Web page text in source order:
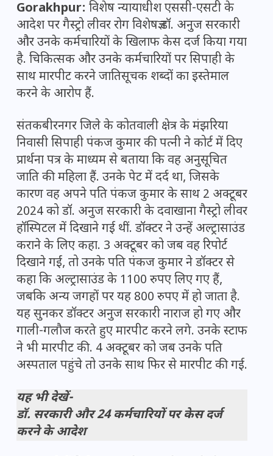
Gorakhpur: विशेष न्यायाधीश एससी-एसटी के
आदेश पर गैस्ट्रो लीवर रोग विशेषज्ञ डॉ. अनुज सरकारी
और उनके कर्मचारियों के खिलाफ केस दर्ज किया गया
है. चिकित्सक और उनके कर्मचारियों पर सिपाही के
साथ मारपीट करने जातिसूचक शब्दों का इस्तेमाल
करने के आरोप हैं.
संतकबीरनगर जिले के कोतवाली क्षेत्र के मंझरिया
निवासी सिपाही पंकज कुमार की पत्नी ने कोर्ट में दिए
प्रार्थना पत्र के माध्यम से बताया कि वह अनुसूचित
जाति की महिला हैं. उनके पेट में दर्द था, जिसके
कारण वह अपने पति पंकज कुमार के साथ 2 अक्टूबर
2024 को डॉ. अनुज सरकारी के दवाखाना गैस्ट्रो लीवर
हॉस्पिटल में दिखाने गई थीं. डॉक्टर ने उन्हें अल्ट्रासाउंड
कराने के लिए कहा. 3 अक्टूबर को जब वह रिपोर्ट
दिखाने गईं, तो उनके पति पंकज कुमार ने डॉक्टर से
कहा कि अल्ट्रासाउंड के 1100 रुपए लिए गए हैं,
जबकि अन्य जगहों पर यह 800 रुपए में हो जाता है.
यह सुनकर डॉक्टर अनुज सरकारी नाराज हो गए और
गाली-गलौज करते हुए मारपीट करने लगे. उनके स्टाफ
ने भी मारपीट की. 4 अक्टूबर को जब उनके पति
अस्पताल पहुंचे तो उनके साथ फिर से मारपीट की गई.
यह भी देखें-
डॉ. सरकारी और 24 कर्मचारियों पर केस दर्ज
करने के आदेश